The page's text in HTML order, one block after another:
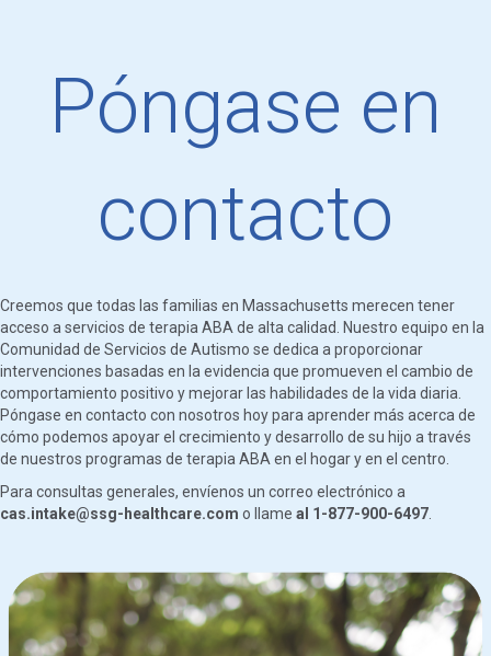
Póngase en
contacto
Creemos que todas las familias en Massachusetts merecen tener
acceso a servicios de terapia ABA de alta calidad. Nuestro equipo en la
Comunidad de Servicios de Autismo se dedica a proporcionar
intervenciones basadas en la evidencia que promueven el cambio de
comportamiento positivo y mejorar las habilidades de la vida diaria.
Póngase en contacto con nosotros hoy para aprender más acerca de
cómo podemos apoyar el crecimiento y desarrollo de su hijo a través
de nuestros programas de terapia ABA en el hogar y en el centro.
Para consultas generales, envíenos un correo electrónico a
cas.intake@ssg-healthcare.com o llame al 1-877-900-6497